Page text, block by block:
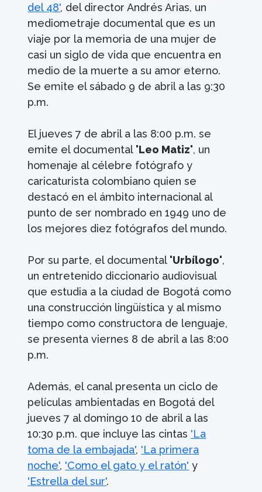
del 48', del director Andrés Arias, un
mediometraje documental que es un
viaje por la memoria de una mujer de
casi un siglo de vida que encuentra en
medio de la muerte a su amor eterno.
Se emite el sábado 9 de abril a las 9:30
p.m.
El jueves 7 de abril a las 8:00 p.m. se
emite el documental 'Leo Matiz', un
homenaje al célebre fotógrafo y
caricaturista colombiano quien se
destacó en el ámbito internacional al
punto de ser nombrado en 1949 uno de
los mejores diez fotógrafos del mundo.
Por su parte, el documental 'Urbílogo',
un entretenido diccionario audiovisual
que estudia a la ciudad de Bogotá como
una construcción lingüística y al mismo
tiempo como constructora de lenguaje,
se presenta viernes 8 de abril a las 8:00
p.m.
Además, el canal presenta un ciclo de
películas ambientadas en Bogotá del
jueves 7 al domingo 10 de abril a las
10:30 p.m. que incluye las cintas 'La
toma de la embajada', 'La primera
noche', 'Como el gato y el ratón' y
'Estrella del sur'.